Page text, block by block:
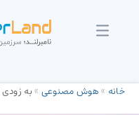
خانه »هوش مصنوعی »به زودی GPT Builder از کوپایلوت حذف می‌شود